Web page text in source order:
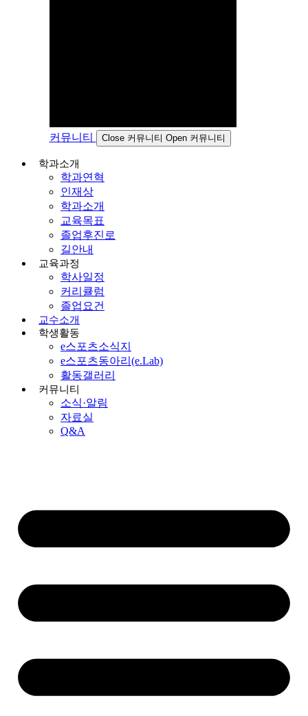
커뮤니티 Close 커뮤니티 Open 커뮤니티
학과소개
학과연혁
인재상
학과소개
교육목표
졸업후진로
길안내
교육과정
학사일정
커리큘럼
졸업요건
교수소개
학생활동
e스포츠소식지
e스포츠동아리(e.Lab)
활동갤러리
커뮤니티
소식·알림
자료실
Q&A